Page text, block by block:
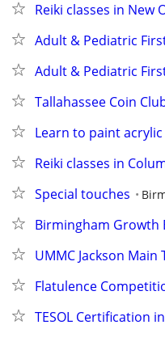
Reiki classes in New
Adult & Pediatric
Adult & Pediatric
Tallahassee Coin
Learn to paint
Reiki classes in
Special touches
Birmingham Growth
UMMC Jackson
Flatulence
TESOL Certification